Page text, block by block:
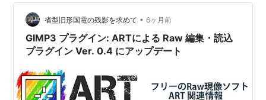
きった作業しかしないので、かえってLinuxの方が楽にな
ってきました。（たまーにIllustratorなど使うと操作を忘
れていることもしばしば） さてLinux…
省型旧形国電の残影を求めて • 6ヶ月前
GIMP3 プラグイン: ARTによる Raw 編集・読込
プラグイン Ver. 0.4 にアップデート